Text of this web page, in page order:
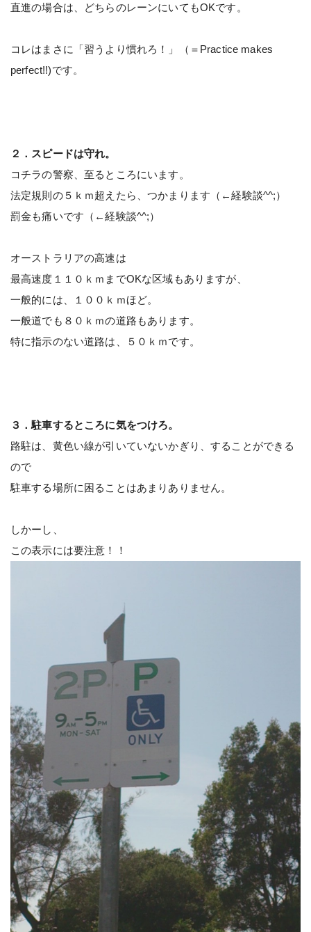
直進の場合は、どちらのレーンにいてもOKです。
コレはまさに「習うより慣れろ！」（＝Practice makes
perfect!!)です。
２．スピードは守れ。
コチラの警察、至るところにいます。
法定規則の５ｋｍ超えたら、つかまります（←経験談^^;）
罰金も痛いです（←経験談^^;）
オーストラリアの高速は
最高速度１１０ｋｍまでOKな区域もありますが、
一般的には、１００ｋｍほど。
一般道でも８０ｋｍの道路もあります。
特に指示のない道路は、５０ｋｍです。
３．駐車するところに気をつけろ。
路駐は、黄色い線が引いていないかぎり、することができる
ので
駐車する場所に困ることはあまりありません。
しかーし、
この表示には要注意！！